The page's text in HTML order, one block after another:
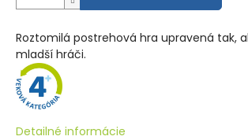
Roztomilá postrehová hra upravená tak,
mladší hráči.
Detailné informácie